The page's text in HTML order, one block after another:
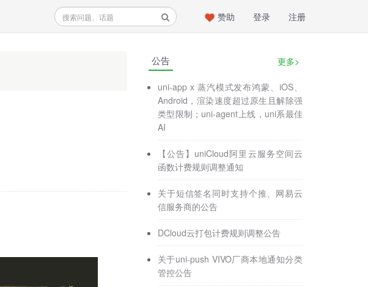
注册
登录
赞助
公告 更多>
uni-app x 蒸汽模式发布鸿蒙、iOS、
Android，渲染速度超过原生且解除强
类型限制；uni-agent上线，uni系最佳
AI
【公告】uniCloud阿里云服务空间云
函数计费规则调整通知
关于短信签名同时支持个推、网易云
信服务商的公告
DCloud云打包计费规则调整公告
关于uni-push VIVO厂商本地通知分类
管控公告